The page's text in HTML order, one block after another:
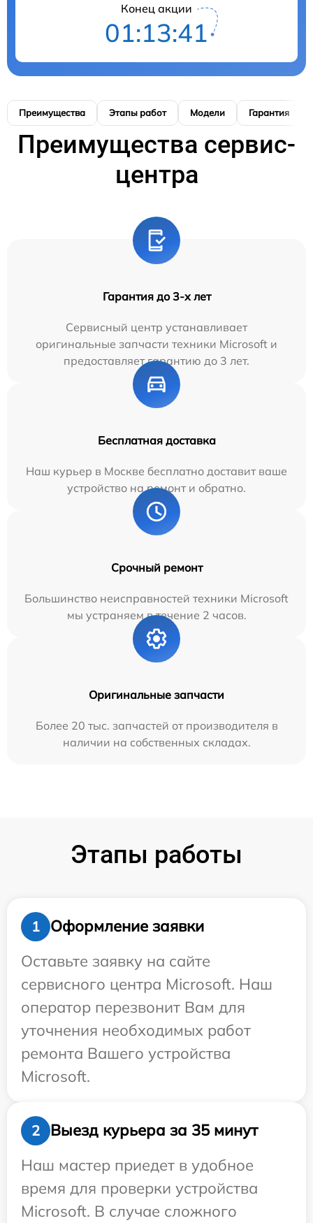
Конец акции
01:13:40
Преимущества Этапы работ Модели Гарантия
Преимущества сервис-
центра
Гарантия до 3-х лет
Сервисный центр устанавливает
оригинальные запчасти техники Microsoft и
предоставляет гарантию до 3 лет.
Бесплатная доставка
Наш курьер в Москве бесплатно доставит ваше
устройство на ремонт и обратно.
Срочный ремонт
Большинство неисправностей техники Microsoft
мы устраняем в течение 2 часов.
Оригинальные запчасти
Более 20 тыс. запчастей от производителя в
наличии на собственных складах.
Этапы работы
1
Оформление заявки
Оставьте заявку на сайте
сервисного центра Microsoft. Наш
оператор перезвонит Вам для
уточнения необходимых работ
ремонта Вашего устройства
Microsoft.
2
Выезд курьера за 35 минут
Наш мастер приедет в удобное
время для проверки устройства
Microsoft. В случае сложного